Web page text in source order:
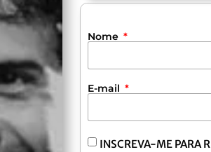
Nome
E-mail
INSCREVA-ME PARA